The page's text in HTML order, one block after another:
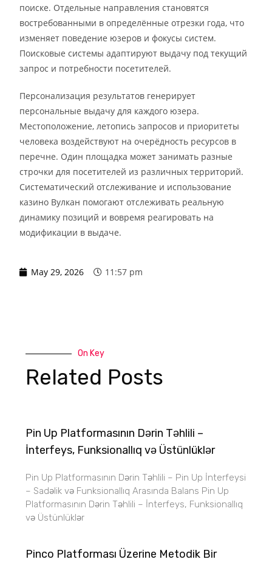
поиске. Отдельные направления становятся
востребованными в определённые отрезки года, что
изменяет поведение юзеров и фокусы систем.
Поисковые системы адаптируют выдачу под текущий
запрос и потребности посетителей.
Персонализация результатов генерирует
персональные выдачу для каждого юзера.
Местоположение, летопись запросов и приоритеты
человека воздействуют на очерёдность ресурсов в
перечне. Один площадка может занимать разные
строчки для посетителей из различных территорий.
Систематический отслеживание и использование
казино Вулкан помогают отслеживать реальную
динамику позиций и вовремя реагировать на
модификации в выдаче.
May 29, 2026 11:57 pm
On Key
Related Posts
Pin Up Platformasının Dərin Təhlili –
İnterfeys, Funksionallıq və Üstünlüklər
Pin Up Platformasının Dərin Təhlili – Pin Up İnterfeysi
– Sadəlik və Funksionallıq Arasında Balans Pin Up
Platformasının Dərin Təhlili – İnterfeys, Funksionallıq
və Üstünlüklər
Pinco Platforması Üzerine Metodik Bir